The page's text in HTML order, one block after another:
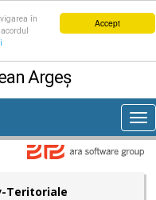
Accept
în
Argeș
Teritoriale